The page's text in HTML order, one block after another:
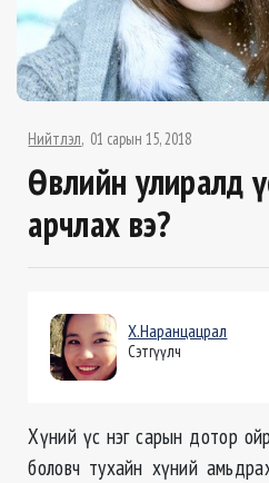
Нийтлэл 01 сарын 15, 2018
Өвлийн улиралд
арчлах вэ?
Х.Наранцацрал
Сэтгүүлч
Хүний үс нэг сарын дотор
боловч тухайн хүний